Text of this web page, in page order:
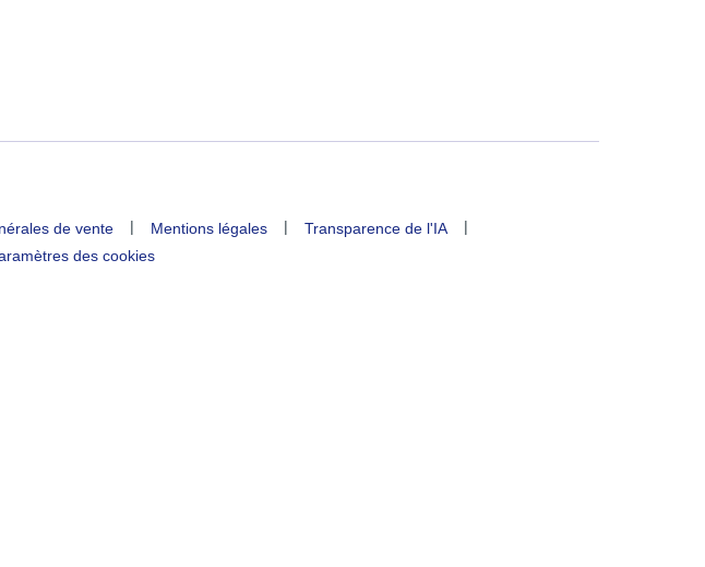
de vente | Mentions légales | Transparence de l'IA
|
des cookies